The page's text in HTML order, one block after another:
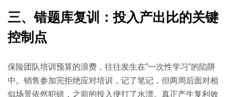
三、错题库复训：投入产出比的关键
控制点
保险团队培训预算的浪费，往往发生在”一次性学习”的陷阱
中。销售参加完拒绝应对培训，记了笔记，但两周后面对相
似场景依然犯错，之前的投入便打了水漂。真正产生复利效